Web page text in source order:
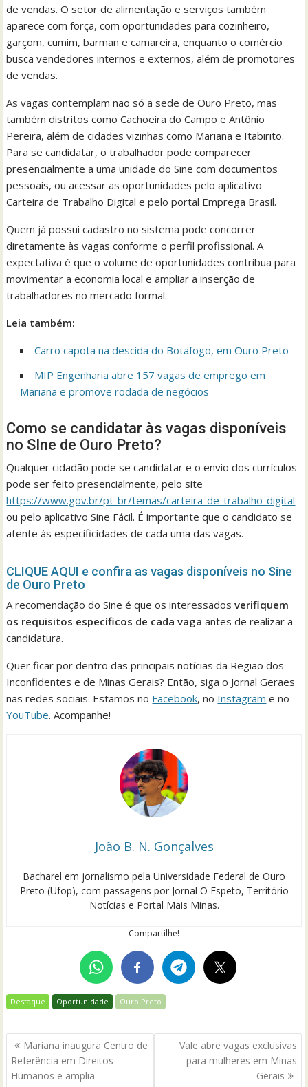
de vendas. O setor de alimentação e serviços também
aparece com força, com oportunidades para cozinheiro,
garçom, cumim, barman e camareira, enquanto o comércio
busca vendedores internos e externos, além de promotores
de vendas.
As vagas contemplam não só a sede de Ouro Preto, mas
também distritos como Cachoeira do Campo e Antônio
Pereira, além de cidades vizinhas como Mariana e Itabirito.
Para se candidatar, o trabalhador pode comparecer
presencialmente a uma unidade do Sine com documentos
pessoais, ou acessar as oportunidades pelo aplicativo
Carteira de Trabalho Digital e pelo portal Emprega Brasil.
Quem já possui cadastro no sistema pode concorrer
diretamente às vagas conforme o perfil profissional. A
expectativa é que o volume de oportunidades contribua para
movimentar a economia local e ampliar a inserção de
trabalhadores no mercado formal.
Leia também:
Carro capota na descida do Botafogo, em Ouro Preto
MIP Engenharia abre 157 vagas de emprego em
Mariana e promove rodada de negócios
Como se candidatar às vagas disponíveis
no SIne de Ouro Preto?
Qualquer cidadão pode se candidatar e o envio dos currículos
pode ser feito presencialmente, pelo site
https://www.gov.br/pt-br/temas/carteira-de-trabalho-digital
ou pelo aplicativo Sine Fácil. É importante que o candidato se
atente às especificidades de cada uma das vagas.
CLIQUE AQUI e confira as vagas disponíveis no Sine
de Ouro Preto
A recomendação do Sine é que os interessadosverifiquem
os requisitos específicos de cada vaga antes de realizar a
candidatura.
Quer ficar por dentro das principais notícias da Região dos
Inconfidentes e de Minas Gerais? Então, siga o Jornal Geraes
nas redes sociais. Estamos no Facebook, no Instagram e no
YouTube. Acompanhe!
João B. N. Gonçalves
Bacharel em jornalismo pela Universidade Federal de Ouro
Preto (Ufop), com passagens por Jornal O Espeto, Território
Notícias e Portal Mais Minas.
Compartilhe!
Destaque Oportunidade Ouro Preto
Navegação
de
Post
Mariana inaugura Centro de
Referência em Direitos
Humanos e amplia
Vale abre vagas exclusivas
para mulheres em Minas
Gerais